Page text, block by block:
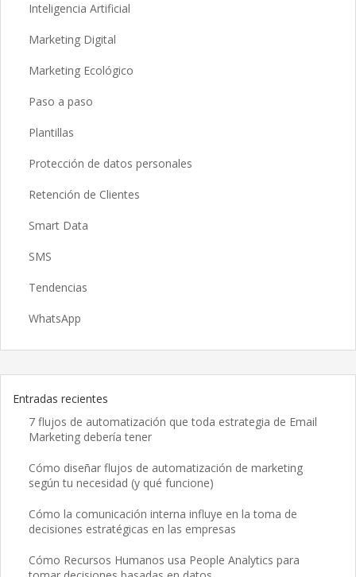
Inteligencia Artificial
Marketing Digital
Marketing Ecológico
Paso a paso
Plantillas
Protección de datos personales
Retención de Clientes
Smart Data
SMS
Tendencias
WhatsApp
Entradas recientes
7 flujos de automatización que toda estrategia de Email
Marketing debería tener
Cómo diseñar flujos de automatización de marketing
según tu necesidad (y qué funcione)
Cómo la comunicación interna influye en la toma de
decisiones estratégicas en las empresas
Cómo Recursos Humanos usa People Analytics para